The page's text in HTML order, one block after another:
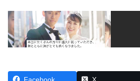
Facebook X